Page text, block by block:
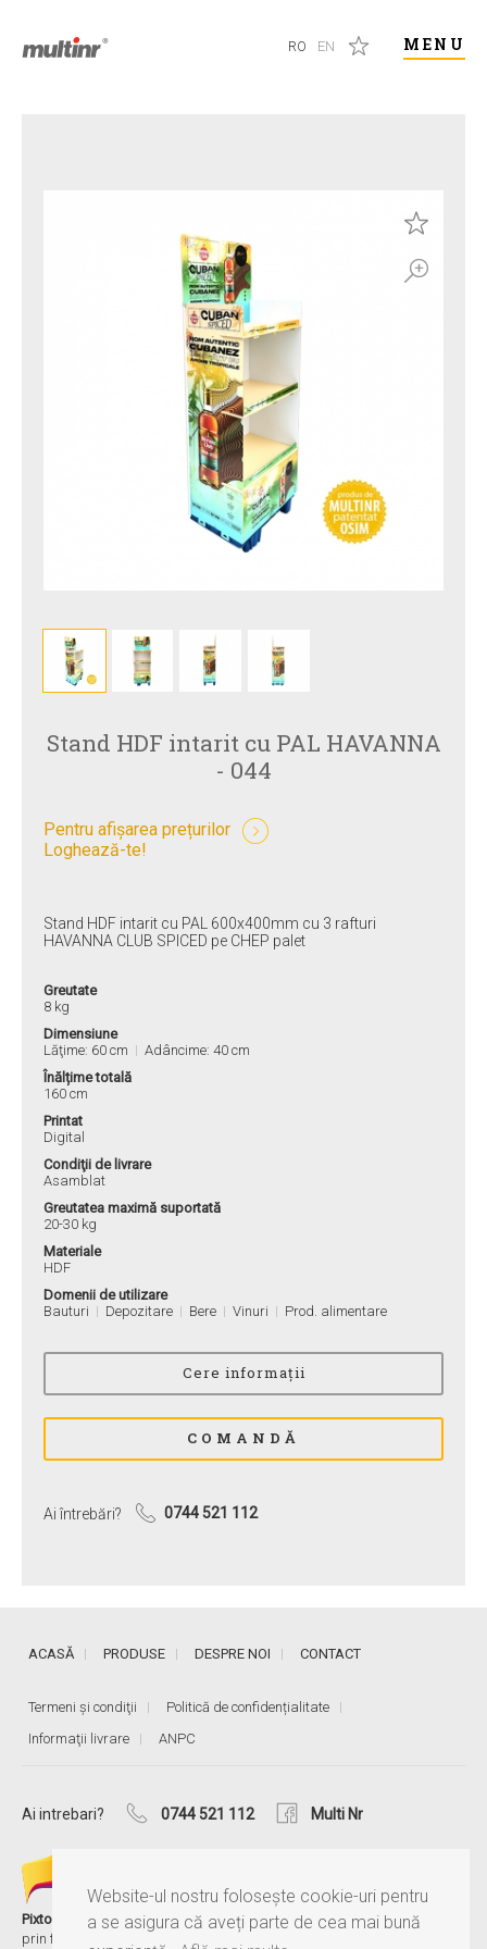
Website-ul nostru folosește cookie-uri pentru
a se asigura că aveți parte de cea mai bună
RO EN MENU
Stand HDF intarit cu PAL HAVANNA
- 044
Pentru afișarea prețurilor
Loghează-te!
Stand HDF intarit cu PAL 600x400mm cu 3 rafturi
HAVANNA CLUB SPICED pe CHEP palet
Greutate
8 kg
Dimensiune
Lăţime: 60 cm
Adâncime: 40 cm
Înălțime totală
160 cm
Printat
Digital
Condiţii de livrare
Asamblat
Greutatea maximă suportată
20-30 kg
Materiale
HDF
Domenii de utilizare
Bauturi
Depozitare Bere Vinuri Prod. alimentare
Ai întrebări? 0744 521 112
ACASĂ PRODUSE DESPRE NOI CONTACT
Termeni și condiţii
Politică de confidențialitate
Informaţii livrare
ANPC
Ai intrebari? 0744 521 112 Multi Nr
Pixtory
este serviciul MultiNr, care îți păstrează amintirile aproape,
prin fotografii și albume personalizate.